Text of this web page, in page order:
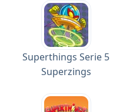
Superthings Serie 5
Superzings